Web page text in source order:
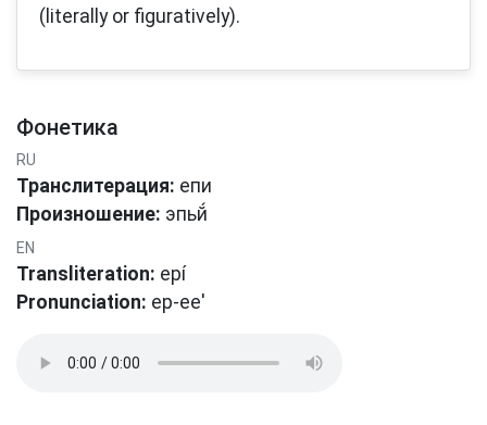
(literally or figuratively).
Фонетика
RU
Транслитерация: епи
Произношение: эпьй́
EN
Transliteration: epí
Pronunciation: ep-ee'